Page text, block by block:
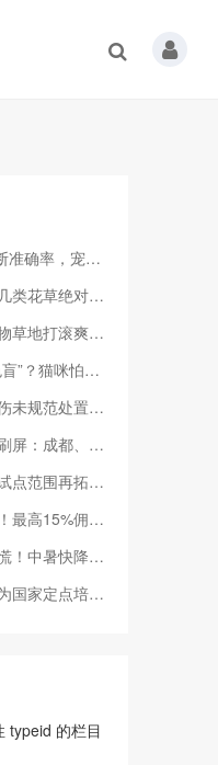
管理进入数字时代
对不能碰！！！
地打滚爽翻天
瓜？真相太颠覆！
疾控部门紧急发布健康提示
，城市文明该如何安放？
车站加入“萌宠列车”
解锁养宠赚钱双快乐
秒变“铲屎官超人”
定点培训单位
typeid 的栏目